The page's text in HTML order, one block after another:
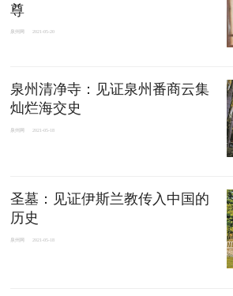
尊
泉州网 2021-05-20
泉州清净寺：见证泉州番商云集
灿烂海交史​
泉州网 2021-05-18
圣墓：见证伊斯兰教传入中国的
历史
泉州网 2021-05-18